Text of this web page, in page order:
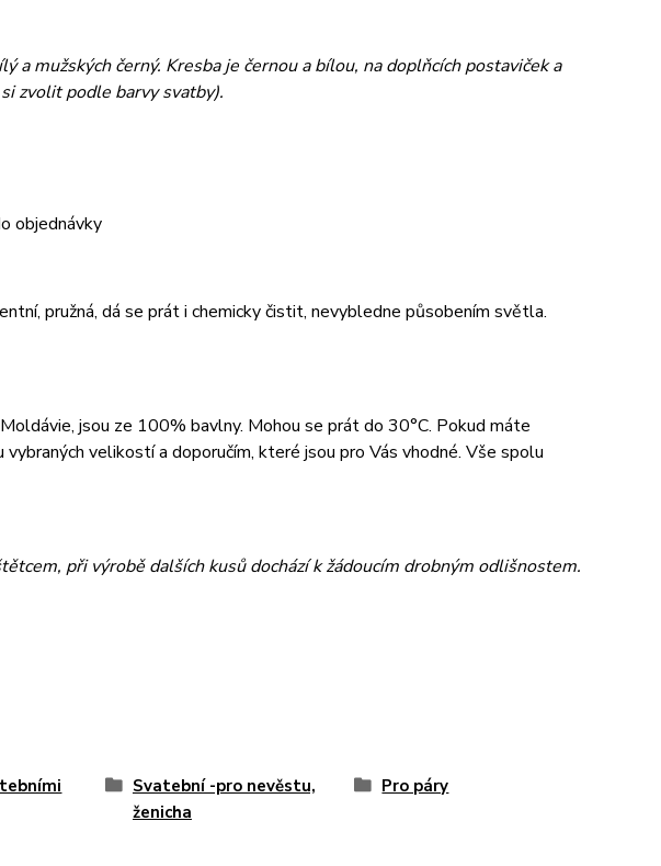
a mužských černý. Kresba je černou a bílou, na doplňcích postaviček a
zvolit podle barvy svatby).
objednávky
pružná, dá se prát i chemicky čistit, nevybledne působením světla.
jsou ze 100% bavlny. Mohou se prát do 30°C. Pokud máte
velikostí a doporučím, které jsou pro Vás vhodné. Vše spolu
při výrobě dalších kusů dochází k žádoucím drobným odlišnostem.
Svatební -pro nevěstu,
ženicha
Pro páry